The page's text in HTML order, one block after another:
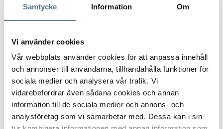
Samtycke Information Om
Vi använder cookies
Vår webbplats använder cookies för att anpassa innehåll
och annonser till användarna, tillhandahålla funktioner för
sociala medier och analysera vår trafik. Vi
vidarebefordrar även sådana cookies och annan
information till de sociala medier och annons- och
analysföretag som vi samarbetar med. Dessa kan i sin
Perfekt för er som söker en smakfull bostad med bra läge i
Interiör
Entréplan
Du välkomnas av en ljus och inbjudande hall med slitstarkt
klinkergolv och goda förvaringsmöjligheter i flera
garderober. Härifrån nås bostadens helkaklade badrum med
PLANRITNING
VISA INNEHÅLL
FAKTA OM BOSTADEN
VISA INNEHÅLL